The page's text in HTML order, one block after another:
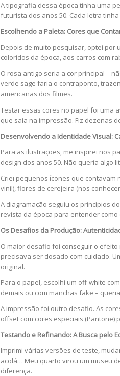
A tipografia dessa época tinha uma
futurista dos anos 50. Cada letra
Escolhendo a Paleta: Cores que
Depois de muito pesquisar, optei por
coloridos da época, aos carros com
O rosa antigo seria a cor principal –
verde sage faria o contraponto,
americanas dos filmes.
Testar essas cores no papel foi uma
que saía na impressão. Fiz dezenas
Desenvolvendo a Identidade Visual:
Para as ilustrações, me inspirei nos
design dos anos 50. Não queria algo
Criei pequenos ícones que contavam
vinil), flores de cerejeira (nos
A diagramação seguiu os princípios
revista da época para entender
Os Desafios da Produção:
O maior desafio foi conseguir o efeito
precisava ser dosado com cuidado.
original.
Para o papel, escolhi um off-white
demais ou com manchas fake –
A impressão foi outro desafio. As
offset com cores especiais (Pantone)
Testando e Refinando: A Busca pelo
Imprimi várias versões de teste,
acolá… Meu quarto virou um museu
diferença.